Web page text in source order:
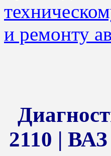
и ремонту
2110 |